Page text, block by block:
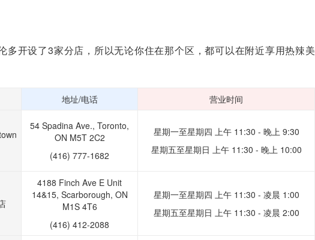
多开设了3家分店，所以无论你住在那个区，都可以在附近享用热辣美
地址/电话 营业时间
54 Spadina Ave., Toronto,
ON M5T 2C2
(416) 777-1682
星期一至星期四 上午 11:30 - 晚上 9:30
星期五至星期日 上午 11:30 - 晚上 10:00
4188 Finch Ave E Unit
14&15, Scarborough, ON
M1S 4T6
(416) 412-2088
星期一至星期四 上午 11:30 - 凌晨 1:00
星期五至星期日 上午 11:30 - 凌晨 2:00